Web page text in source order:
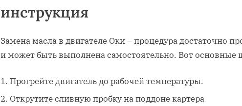
инструкция
Замена масла в двигателе Оки – процедура достаточно
и может быть выполнена самостоятельно. Вот основные
Прогрейте двигатель до рабочей температуры.
Открутите сливную пробку на поддоне картера